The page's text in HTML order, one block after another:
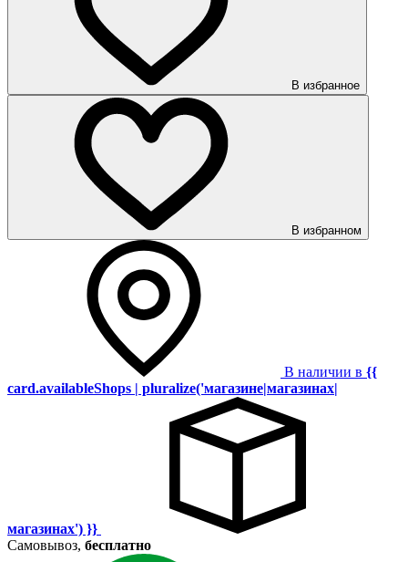
В избранное
В избранном
В наличии в {{
card.availableShops | pluralize('магазине|магазинах|
магазинах') }}
Самовывоз, бесплатно